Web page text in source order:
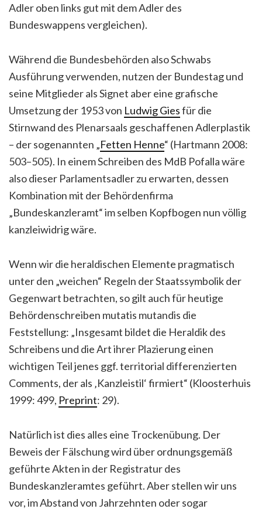
Adler oben links gut mit dem Adler des
Bundeswappens vergleichen).
Während die Bundesbehörden also Schwabs
Ausführung verwenden, nutzen der Bundestag und
seine Mitglieder als Signet aber eine grafische
Umsetzung der 1953 von Ludwig Giesfür die
Stirnwand des Plenarsaals geschaffenen Adlerplastik
– der sogenannten „Fetten Henne“ (Hartmann 2008:
503–505). In einem Schreiben des MdB Pofalla wäre
also dieser Parlamentsadler zu erwarten, dessen
Kombination mit der Behördenfirma
„Bundeskanzleramt“ im selben Kopfbogen nun völlig
kanzleiwidrig wäre.
Wenn wir die heraldischen Elemente pragmatisch
unter den „weichen“ Regeln der Staatssymbolik der
Gegenwart betrachten, so gilt auch für heutige
Behördenschreiben mutatis mutandis die
Feststellung: „Insgesamt bildet die Heraldik des
Schreibens und die Art ihrer Plazierung einen
wichtigen Teil jenes ggf. territorial differenzierten
Comments, der als ‚Kanzleistil‘ firmiert“ (Kloosterhuis
1999: 499, Preprint: 29).
Natürlich ist dies alles eine Trockenübung. Der
Beweis der Fälschung wird über ordnungsgemäß
geführte Akten in der Registratur des
Bundeskanzleramtes geführt. Aber stellen wir uns
vor, im Abstand von Jahrzehnten oder sogar